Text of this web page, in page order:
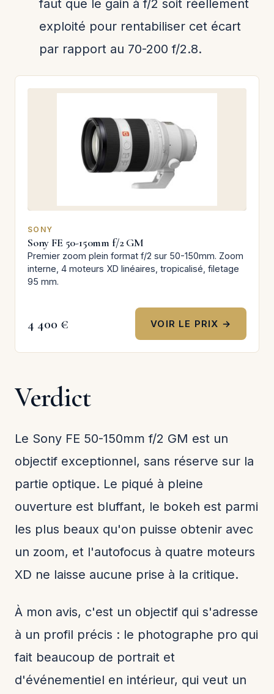
faut que le gain à f/2 soit réellement
exploité pour rentabiliser cet écart
par rapport au 70-200 f/2.8.
SONY
Sony FE 50-150mm f/2 GM
Premier zoom plein format f/2 sur 50-150mm. Zoom
interne, 4 moteurs XD linéaires, tropicalisé, filetage
95 mm.
4 400 € VOIR LE PRIX →
Verdict
Le Sony FE 50-150mm f/2 GM est un
objectif exceptionnel, sans réserve sur la
partie optique. Le piqué à pleine
ouverture est bluffant, le bokeh est parmi
les plus beaux qu'on puisse obtenir avec
un zoom, et l'autofocus à quatre moteurs
XD ne laisse aucune prise à la critique.
À mon avis, c'est un objectif qui s'adresse
à un profil précis : le photographe pro qui
fait beaucoup de portrait et
d'événementiel en intérieur, qui veut un